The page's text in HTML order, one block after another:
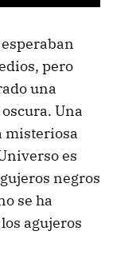
pero
una
Una
misteriosa
es
negros
se ha
agujeros